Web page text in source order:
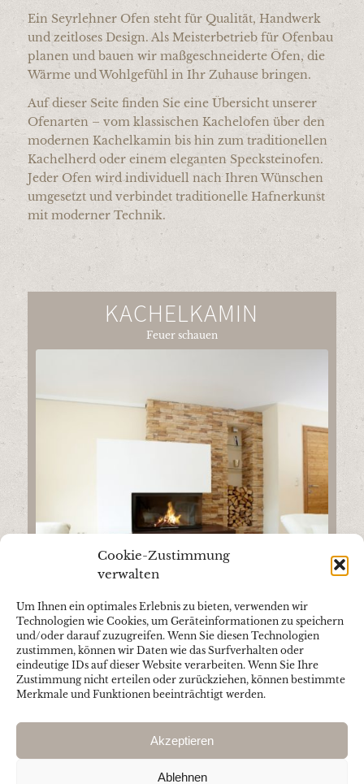
Cookie-Zustimmung
verwalten
Um Ihnen ein optimales Erlebnis zu bieten, verwenden wir
Technologien wie Cookies, um Geräteinformationen zu speichern
und/oder darauf zuzugreifen. Wenn Sie diesen Technologien
zustimmen, können wir Daten wie das Surfverhalten oder
eindeutige IDs auf dieser Website verarbeiten. Wenn Sie Ihre
Zustimmung nicht erteilen oder zurückziehen, können bestimmte
Merkmale und Funktionen beeinträchtigt werden.
Akzeptieren
Ablehnen
Ein Seyrlehner Ofen steht für Qualität, Handwerk
und zeitloses Design. Als Meisterbetrieb für Ofenbau
planen und bauen wir maßgeschneiderte Öfen, die
Wärme und Wohlgefühl in Ihr Zuhause bringen.
Auf dieser Seite finden Sie eine Übersicht unserer
Ofenarten – vom klassischen Kachelofen über den
modernen Kachelkamin bis hin zum traditionellen
Kachelherd oder einem eleganten Specksteinofen.
Jeder Ofen wird individuell nach Ihren Wünschen
umgesetzt und verbindet traditionelle Hafnerkunst
mit moderner Technik.
KACHELKAMIN
Feuer schauen
KACHELOFEN